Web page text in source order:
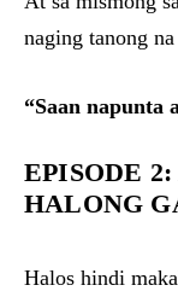
naging tanong
“Saan napunta
EPISODE
HALONG
Halos hindi